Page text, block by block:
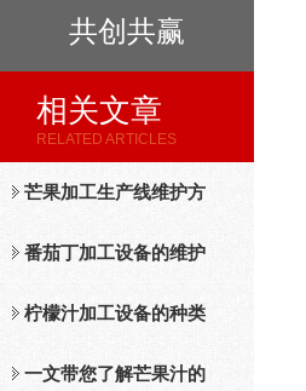
共创共赢
相关文章
RELATED ARTICLES
芒果加工生产线维护方
法
番茄丁加工设备的维护
保养措施分析
柠檬汁加工设备的种类
及工作原理介绍
一文带您了解芒果汁的